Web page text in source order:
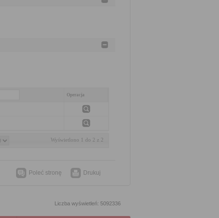
Operacja
Wyświetlono 1 do 2 z 2
Poleć stronę Drukuj
Liczba wyświetleń: 5092336